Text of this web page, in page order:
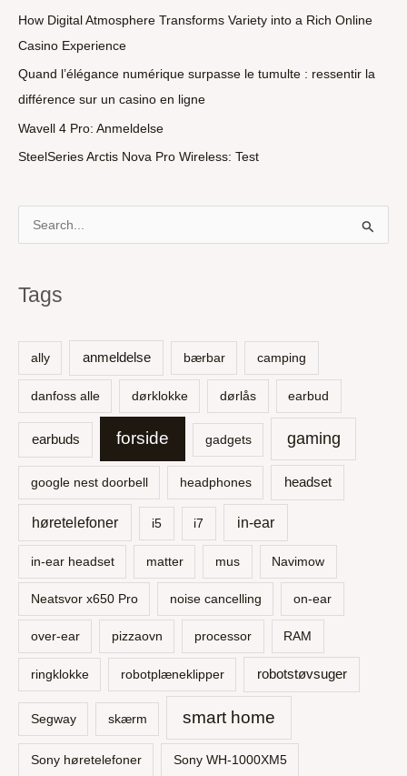
How Digital Atmosphere Transforms Variety into a Rich Online
Casino Experience
Quand l’élégance numérique surpasse le tumulte : ressentir la
différence sur un casino en ligne
Wavell 4 Pro: Anmeldelse
SteelSeries Arctis Nova Pro Wireless: Test
e
e
Tags
ally anmeldelse bærbar camping
danfoss alle dørklokke dørlås earbud
earbuds forside gadgets gaming
google nest doorbell headphones headset
høretelefoner i5 i7 in-ear
in-ear headset matter mus Navimow
Neatsvor x650 Pro noise cancelling on-ear
over-ear pizzaovn processor RAM
ringklokke robotplæneklipper robotstøvsuger
Segway skærm smart home
Sony høretelefoner Sony WH-1000XM5